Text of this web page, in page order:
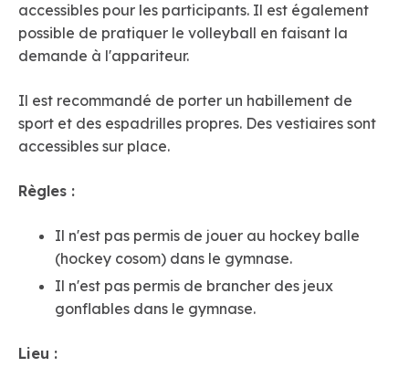
accessibles pour les participants. Il est également
possible de pratiquer le volleyball en faisant la
demande à l'appariteur.
Il est recommandé de porter un habillement de
sport et des espadrilles propres. Des vestiaires sont
accessibles sur place.
Règles :
Il n'est pas permis de jouer au hockey balle
(hockey cosom) dans le gymnase.
Il n'est pas permis de brancher des jeux
gonflables dans le gymnase.
Lieu :